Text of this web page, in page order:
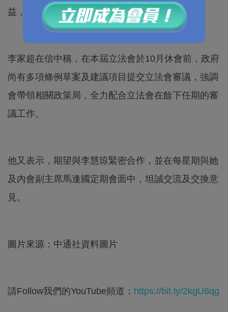
益，為全港市民服務。
李家超在信中稱，在本屆立法會於10月休會前，政府
尚有多項條例草案及建議項目提交立法會審議，強調
會帶領相關政策局，全力配合立法會在餘下任期的審
議工作。
他又表示，期望與李慧琼緊密合作，並在每星期與她
及內會副主席馬逢國定期會面中，坦誠交流及交換意
見。
圖片來源：中通社資料圖片
請Follow我們的YouTube頻道： https://bit.ly/2kgU8qg